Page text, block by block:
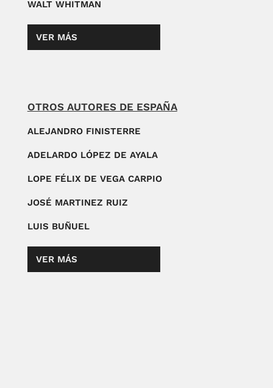
WALT WHITMAN
VER MÁS
OTROS AUTORES DE ESPAÑA
ALEJANDRO FINISTERRE
ADELARDO LÓPEZ DE AYALA
LOPE FÉLIX DE VEGA CARPIO
JOSÉ MARTINEZ RUIZ
LUIS BUÑUEL
VER MÁS